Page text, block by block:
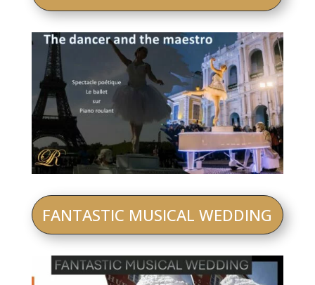
FANTASTIC MUSICAL WEDDING